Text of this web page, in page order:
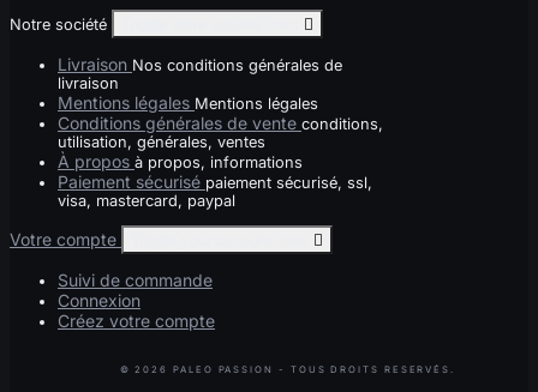
Notre société 
Livraison Nos conditions générales de
livraison
Mentions légales Mentions légales
Conditions générales de vente conditions,
utilisation, générales, ventes
À propos à propos, informations
Paiement sécurisé paiement sécurisé, ssl,
visa, mastercard, paypal
Votre compte 
Suivi de commande
Connexion
Créez votre compte